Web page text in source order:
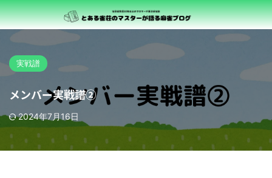
実戦譜
メンバー実戦譜②
2024年7月16日